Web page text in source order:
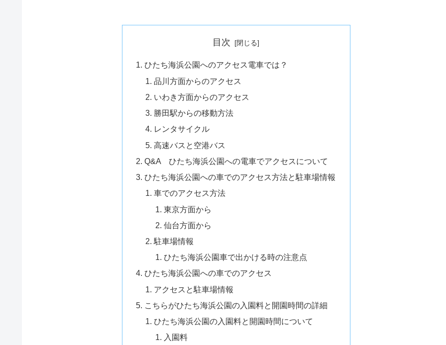
目次
ひたち海浜公園へのアクセス電車では？
品川方面からのアクセス
いわき方面からのアクセス
勝田駅からの移動方法
レンタサイクル
高速バスと空港バス
Q&A ひたち海浜公園への電車でアクセスについて
ひたち海浜公園への車でのアクセス方法と駐車場情報
車でのアクセス方法
東京方面から
仙台方面から
駐車場情報
ひたち海浜公園車で出かける時の注意点
ひたち海浜公園への車でのアクセス
アクセスと駐車場情報
こちらがひたち海浜公園の入園料と開園時間の詳細
ひたち海浜公園の入園料と開園時間について
入園料